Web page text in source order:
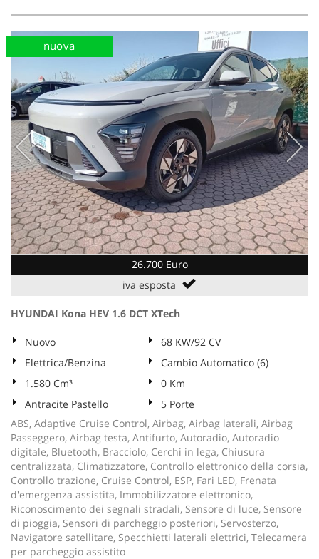
26.700 Euro
iva esposta
nuova
HYUNDAI Kona HEV 1.6 DCT XTech
Nuovo
68 KW/92 CV
Elettrica/Benzina
Cambio Automatico (6)
1.580 Cm³
0 Km
Antracite Pastello
5 Porte
ABS, Adaptive Cruise Control, Airbag, Airbag laterali, Airbag
Passeggero, Airbag testa, Antifurto, Autoradio, Autoradio
digitale, Bluetooth, Bracciolo, Cerchi in lega, Chiusura
centralizzata, Climatizzatore, Controllo elettronico della corsia,
Controllo trazione, Cruise Control, ESP, Fari LED, Frenata
d'emergenza assistita, Immobilizzatore elettronico,
Riconoscimento dei segnali stradali, Sensore di luce, Sensore
di pioggia, Sensori di parcheggio posteriori, Servosterzo,
Navigatore satellitare, Specchietti laterali elettrici, Telecamera
per parcheggio assistito